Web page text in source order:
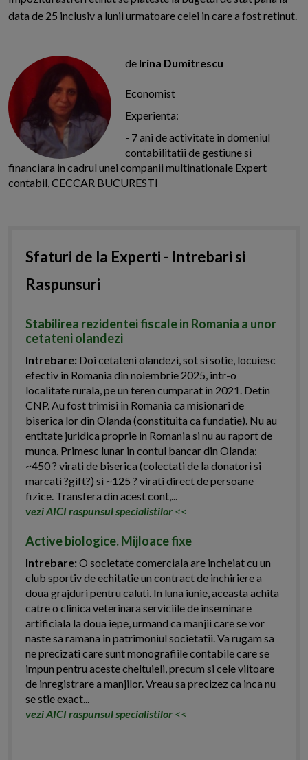
data de 25 inclusiv a lunii urmatoare celei in care a fost retinut.
de Irina Dumitrescu
Economist
Experienta:
- 7 ani de activitate in domeniul
contabilitatii de gestiune si
financiara in cadrul unei companii multinationale Expert
contabil, CECCAR BUCURESTI
Sfaturi de la Experti - Intrebari si
Raspunsuri
Stabilirea rezidentei fiscale in Romania a unor
cetateni olandezi
Intrebare: Doi cetateni olandezi, sot si sotie, locuiesc
efectiv in Romania din noiembrie 2025, intr-o
localitate rurala, pe un teren cumparat in 2021. Detin
CNP. Au fost trimisi in Romania ca misionari de
biserica lor din Olanda (constituita ca fundatie). Nu au
entitate juridica proprie in Romania si nu au raport de
munca. Primesc lunar in contul bancar din Olanda:
~450 ? virati de biserica (colectati de la donatori si
marcati ?gift?) si ~125 ? virati direct de persoane
fizice. Transfera din acest cont,...
vezi AICI raspunsul specialistilor <<
Active biologice. Mijloace fixe
Intrebare:O societate comerciala are incheiat cu un
club sportiv de echitatie un contract de inchiriere a
doua grajduri pentru caluti. In luna iunie, aceasta achita
catre o clinica veterinara serviciile de inseminare
artificiala la doua iepe, urmand ca manjii care se vor
naste sa ramana in patrimoniul societatii. Va rugam sa
ne precizati care sunt monografiile contabile care se
impun pentru aceste cheltuieli, precum si cele viitoare
de inregistrare a manjilor. Vreau sa precizez ca inca nu
se stie exact...
vezi AICI raspunsul specialistilor <<